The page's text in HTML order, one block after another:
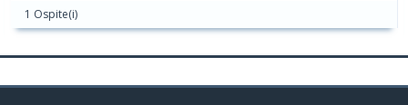
1 Ospite(i)